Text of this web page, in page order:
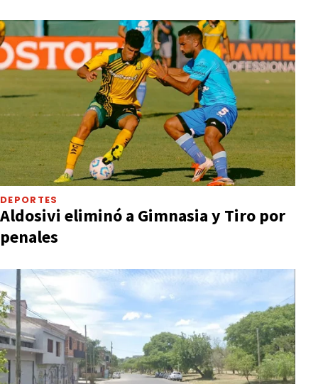
DEPORTES
Aldosivi eliminó a Gimnasia y Tiro por
penales